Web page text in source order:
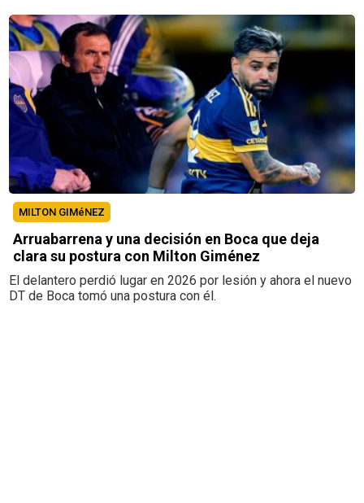
MILTON GIMéNEZ
Arruabarrena y una decisión en Boca que deja
clara su postura con Milton Giménez
El delantero perdió lugar en 2026 por lesión y ahora el nuevo
DT de Boca tomó una postura con él.